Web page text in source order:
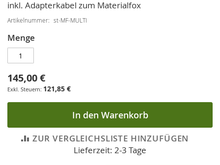
inkl. Adapterkabel zum Materialfox
Artikelnummer st-MF-MULTI
Menge
145,00 €
121,85 €
In den Warenkorb
ZUR VERGLEICHSLISTE HINZUFÜGEN
Lieferzeit: 2-3 Tage